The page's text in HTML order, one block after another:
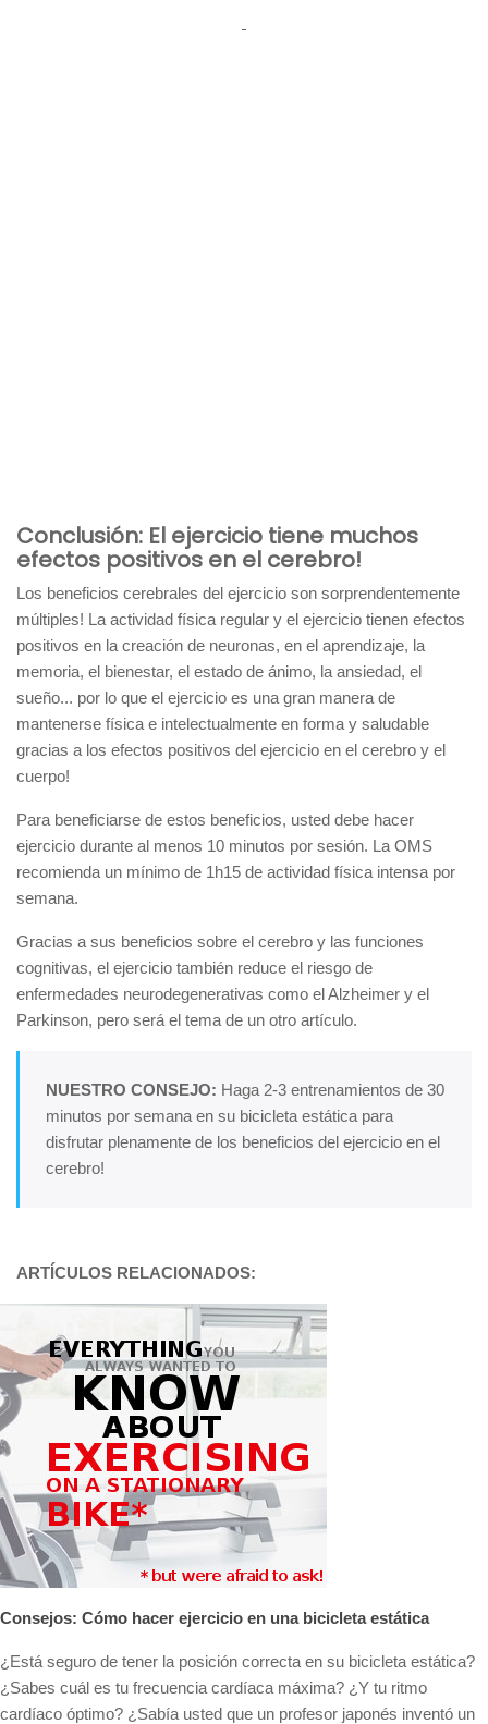
Conclusión: El ejercicio tiene muchos
efectos positivos en el cerebro!
Los beneficios cerebrales del ejercicio son sorprendentemente
múltiples! La actividad física regular y el ejercicio tienen efectos
positivos en la creación de neuronas, en el aprendizaje, la
memoria, el bienestar, el estado de ánimo, la ansiedad, el
sueño... por lo que el ejercicio es una gran manera de
mantenerse física e intelectualmente en forma y saludable
gracias a los efectos positivos del ejercicio en el cerebro y el
cuerpo!
Para beneficiarse de estos beneficios, usted debe hacer
ejercicio durante al menos 10 minutos por sesión. La OMS
recomienda un mínimo de 1h15 de actividad física intensa por
semana.
Gracias a sus beneficios sobre el cerebro y las funciones
cognitivas, el ejercicio también reduce el riesgo de
enfermedades neurodegenerativas como el Alzheimer y el
Parkinson, pero será el tema de un otro artículo.
NUESTRO CONSEJO: Haga 2-3 entrenamientos de 30
minutos por semana en su bicicleta estática para
disfrutar plenamente de los beneficios del ejercicio en el
cerebro!
ARTÍCULOS RELACIONADOS:
Consejos: Cómo hacer ejercicio en una bicicleta estática
¿Está seguro de tener la posición correcta en su bicicleta estática?
¿Sabes cuál es tu frecuencia cardíaca máxima? ¿Y tu ritmo
cardíaco óptimo? ¿Sabía usted que un profesor japonés inventó un